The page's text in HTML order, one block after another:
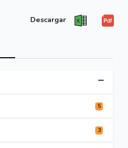
Descargar
5
3